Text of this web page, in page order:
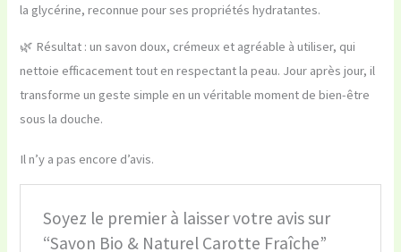
la glycérine, reconnue pour ses propriétés hydratantes.
🌿 Résultat : un savon doux, crémeux et agréable à utiliser, qui
nettoie efficacement tout en respectant la peau. Jour après jour, il
transforme un geste simple en un véritable moment de bien-être
sous la douche.
Il n’y a pas encore d’avis.
Soyez le premier à laisser votre avis sur
“Savon Bio & Naturel Carotte Fraîche”